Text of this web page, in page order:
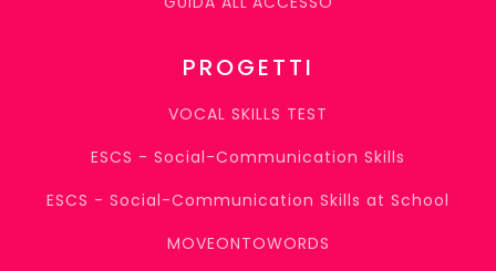
PROGETTI
VOCAL SKILLS TEST
ESCS - Social-Communication Skills
ESCS - Social-Communication Skills at School
MOVEONTOWORDS